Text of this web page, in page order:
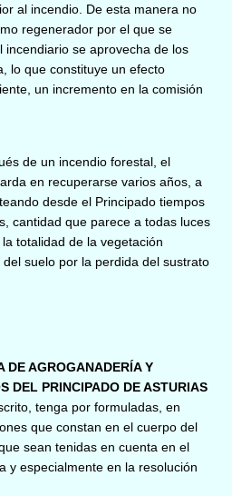
al incendio. De esta manera no
regenerador por el que se
incendiario se aprovecha de los
lo que constituye un efecto
un incremento en la comisión
de un incendio forestal, el
en recuperarse varios años, a
desde el Principado tiempos
cantidad que parece a todas luces
totalidad de la vegetación
suelo por la perdida del sustrato
DE AGROGANADERÍA Y
DEL PRINCIPADO DE ASTURIAS
tenga por formuladas, en
que constan en el cuerpo del
sean tenidas en cuenta en el
y especialmente en la resolución